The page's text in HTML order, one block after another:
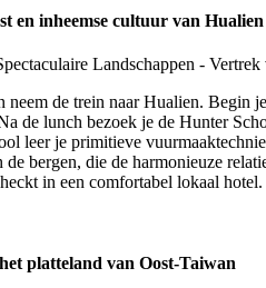
en inheemse cultuur van Hualien
de trein naar Hualien. Begin
de lunch bezoek je de Hunter
leer je primitieve
bergen, die de harmonieuze
in een comfortabel lokaal hotel.
platteland van Oost-Taiwan